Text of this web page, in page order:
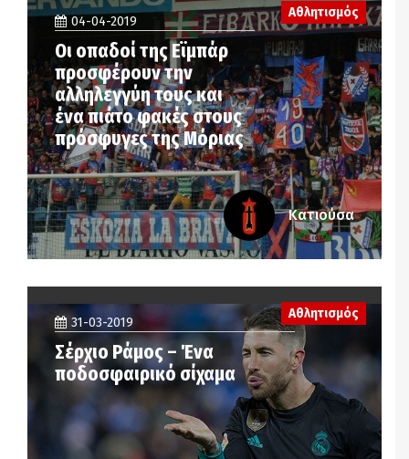
04-04-2019
Οι οπαδοί της Εϊμπάρ
προσφέρουν την
αλληλεγγύη τους και
ένα πιάτο φακές στους
πρόσφυγες της Μόριας
Αθλητισμός
Κατιούσα
Αθλητισμός
31-03-2019
Σέρχιο Ράμος – Ένα
ποδοσφαιρικό σίχαμα